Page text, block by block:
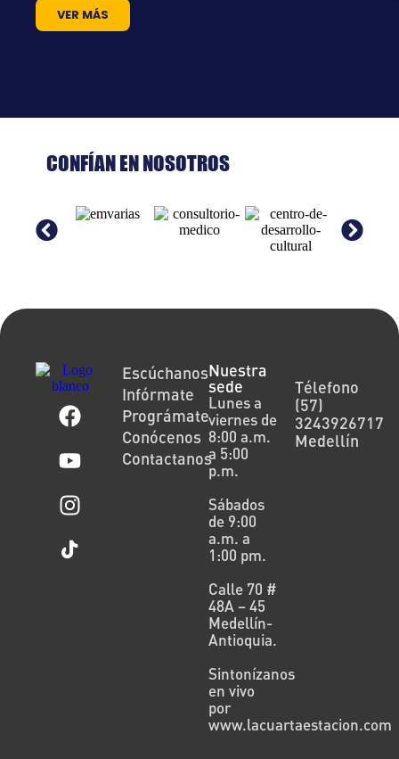
VER MÁS
CONFÍAN EN NOSOTROS
Escúchanos
Infórmate
Prográmate
Conócenos
Contactanos
Nuestra
sede
Lunes a
viernes de
8:00 a.m.
a 5:00
p.m.
Sábados
de 9:00
a.m. a
1:00 pm.
Calle 70 #
48A – 45
Medellín-
Antioquia.
Sintonízanos
en vivo
por
www.lacuartaestacion.com
Télefono
(57)
3243926717
Medellín